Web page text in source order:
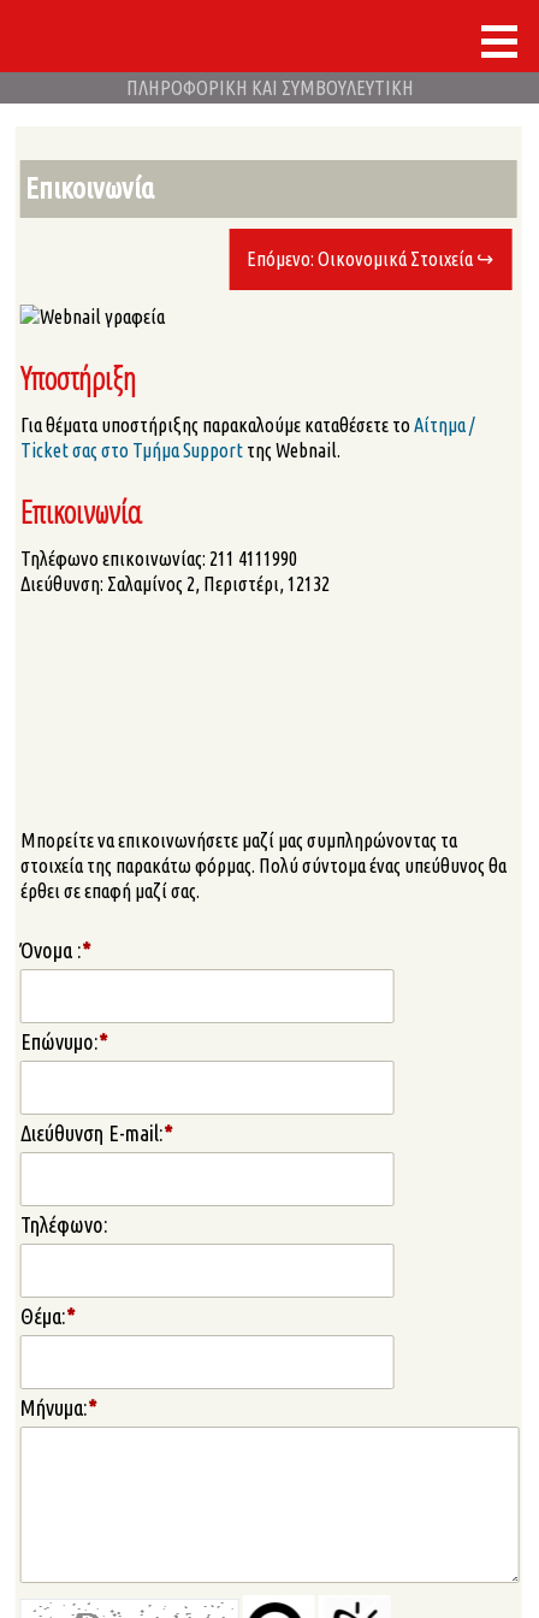
ΠΛΗΡΟΦΟΡΙΚΗ ΚΑΙ ΣΥΜΒΟΥΛΕΥΤΙΚΗ
Επικοινωνία
Επόμενο: Οικονομικά Στοιχεία ↪
Υποστήριξη
Για θέματα υποστήριξης παρακαλούμε καταθέσετε τοΑίτημα /
Τicket σας στο Τμήμα Support της Webnail.
Επικοινωνία
Τηλέφωνο επικοινωνίας: 211 4111990
Διεύθυνση: Σαλαμίνος 2, Περιστέρι, 12132
Μπορείτε να επικοινωνήσετε μαζί μας συμπληρώνοντας τα
στοιχεία της παρακάτω φόρμας. Πολύ σύντομα ένας υπεύθυνος θα
έρθει σε επαφή μαζί σας.
Όνομα :*
Επώνυμο:*
Διεύθυνση E-mail:*
Τηλέφωνο:
Θέμα:*
Μήνυμα:*